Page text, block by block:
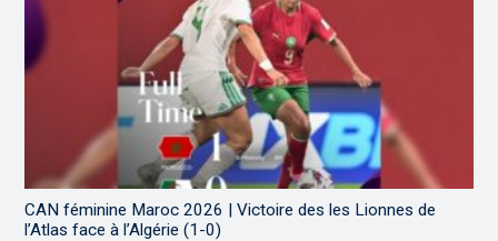
CAN féminine Maroc 2026 | Victoire des les Lionnes de
l’Atlas face à l’Algérie (1-0)